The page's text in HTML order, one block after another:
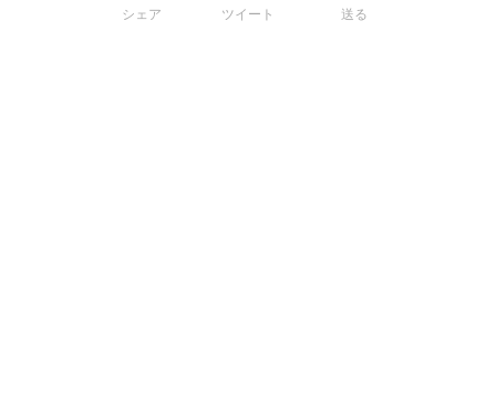
シェア ツイート 送る